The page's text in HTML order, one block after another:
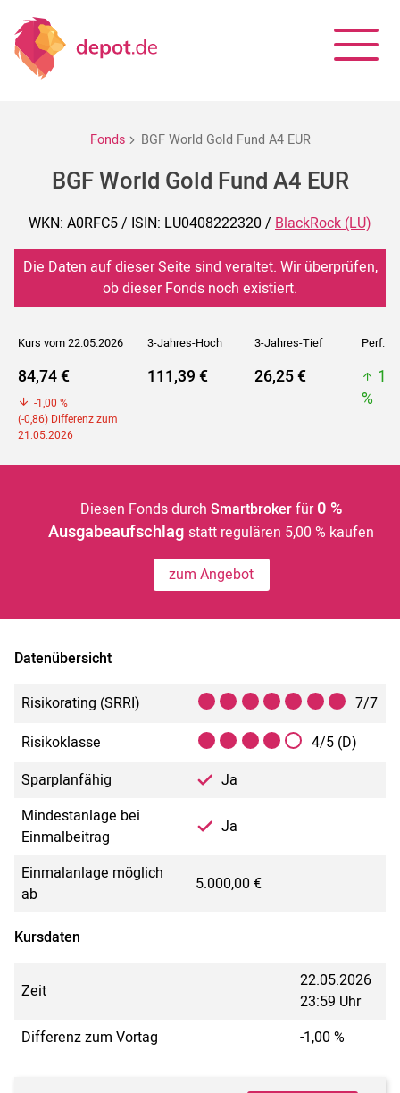
Fonds BGF World Gold Fund A4 EUR
BGF World Gold Fund A4 EUR
WKN: A0RFC5 / ISIN: LU0408222320 / BlackRock (LU)
Die Daten auf dieser Seite sind veraltet. Wir überprüfen,
ob dieser Fonds noch existiert.
Kurs vom 22.05.2026 3-Jahres-Hoch 3-Jahres-Tief Perf. 5J
84,74 €
-1,00 %
(-0,86) Differenz zum
21.05.2026
111,39 € 26,25 €
%
Diesen Fonds durch Smartbrokerfür 0 %
Ausgabeaufschlagstatt regulären 5,00 % kaufen
zum Angebot
Datenübersicht
Risikorating (SRRI)
7/7
Risikoklasse
4/5 (D)
Sparplanfähig
Ja
Mindestanlage bei
Einmalbeitrag
Ja
Einmalanlage möglich
ab
5.000,00 €
Kursdaten
Zeit
22.05.2026
23:59 Uhr
Differenz zum Vortag
-1,00 %